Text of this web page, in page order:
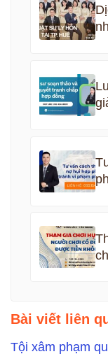
Bài viết liên
Tội xâm phạm